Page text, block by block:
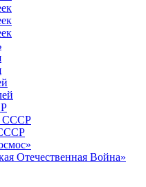
СССР
Отечественная Война»